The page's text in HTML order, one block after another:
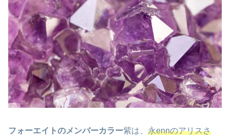
フォーエイトのメンバーカラー紫は、 永ennのアリスさ